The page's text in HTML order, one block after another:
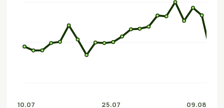
10.07 25.07 09.08